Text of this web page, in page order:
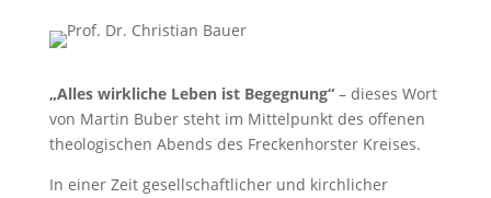
„Alles wirkliche Leben ist Begegnung“– dieses Wort
von Martin Buber steht im Mittelpunkt des offenen
theologischen Abends des Freckenhorster Kreises.
In einer Zeit gesellschaftlicher und kirchlicher